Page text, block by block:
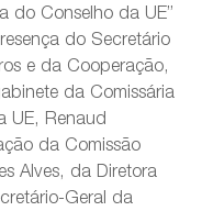
do Conselho da UE”
do Secretário
e da Cooperação,
da Comissária
UE, Renaud
da Comissão
Alves, da Diretora
Geral da